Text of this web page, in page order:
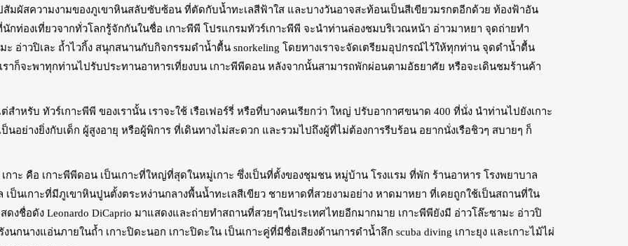
สัมผัสความงามของภูเขาหินสลับซับซ้อน ที่ตัดกับน้ำทะเลสีฟ้าใส และบางวันอาจสะท้อนเป็นสีเขียวมรกตอีกด้วย ท้องฟ้าอัน
กท่องเที่ยวจากทั่วโลกรู้จักกันในชื่อ เกาะพีพี โปรแกรมทัวร์เกาะพีพี จะนำท่านล่องชมบริเวณหน้า อ่าวมาหยา จุดถ่ายทำ
อ่าวปิเละ ถ้ำไวกิ้ง สนุกสนานกับกิจกรรมดำน้ำตื้น snorkeling โดยทางเราจะจัดเตรียมอุปกรณ์ไว้ให้ทุกท่าน จุดดำน้ำตื้น
าก็จะพาทุกท่านไปรับประทานอาหารเที่ยงบน เกาะพีพีดอน หลังจากนั้นสามารถพักผ่อนตามอัธยาศัย หรือจะเดินชมร้านค้า
ทัวร์เกาะพีพี ของเรานั้น เราจะใช้ เรือเฟอร์รี่ หรือที่บางคนเรียกว่า ใหญ่ ปรับอากาศขนาด 400 ที่นั่ง นำท่านไปยังเกาะ
นอย่างยิ่งกับเด็ก ผู้สูงอายุ หรือผู้พิการ ที่เดินทางไม่สะดวก และรวมไปถึงผู้ที่ไม่ต้องการรีบร้อน อยากนั่งเรือชิวๆ สบายๆ ก็
คือ เกาะพีพีดอน เป็นเกาะที่ใหญ่ที่สุดในหมู่เกาะ ซึ่งเป็นที่ตั้งของชุมชน หมู่บ้าน โรงแรม ที่พัก ร้านอาหาร โรงพยาบาล
เป็นเกาะที่มีภูเขาหินปูนตั้งตระหง่านกลางพื้นน้ำทะเลสีเขียว ชายหาดที่สวยงามอย่าง หาดมาหยา ที่เคยถูกใช้เป็นสถานที่ใน
งชื่อดัง Leonardo DiCaprio มาแสดงและถ่ายทำสถานที่สวยๆในประเทศไทยอีกมากมาย เกาะพีพียังมี อ่าวโล๊ะซามะ อ่าวปิ
กนางแอ่นภายในถ้ำ เกาะปิดะนอก เกาะปิดะใน เป็นเกาะคู่ที่มีชื่อเสียงด้านการดำน้ำลึก scuba diving เกาะยุง และเกาะไม้ไผ่